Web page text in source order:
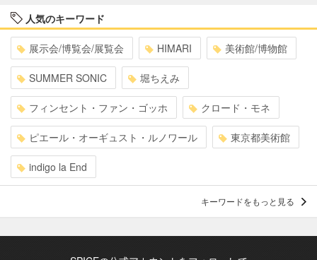
人気のキーワード
展示会/博覧会/展覧会 HIMARI 美術館/博物館
SUMMER SONIC 堀ちえみ
フィンセント・ファン・ゴッホ クロード・モネ
ピエール・オーギュスト・ルノワール 東京都美術館
indigo la End
キーワードをもっと見る